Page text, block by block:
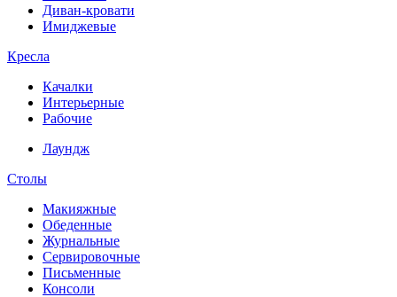
Диван-кровати
Имиджевые
Кресла
Качалки
Интерьерные
Рабочие
Лаундж
Столы
Макияжные
Обеденные
Журнальные
Сервировочные
Письменные
Консоли